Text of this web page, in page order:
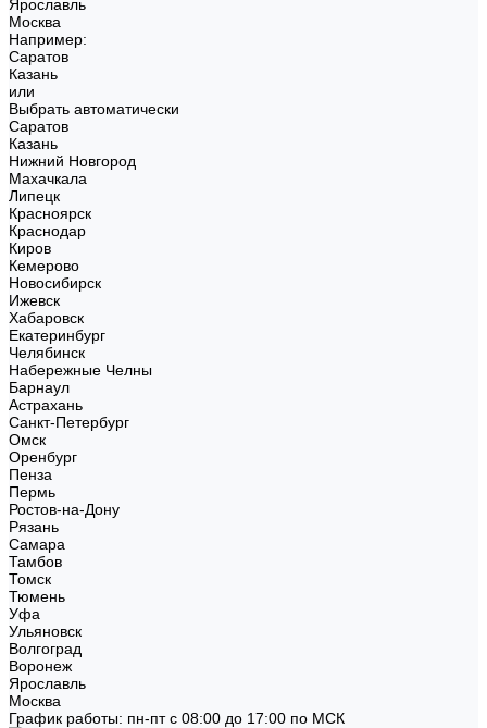
Ярославль
Москва
Например:
Саратов
Казань
или
Выбрать автоматически
Саратов
Казань
Нижний Новгород
Махачкала
Липецк
Красноярск
Краснодар
Киров
Кемерово
Новосибирск
Ижевск
Хабаровск
Екатеринбург
Челябинск
Набережные Челны
Барнаул
Астрахань
Санкт-Петербург
Омск
Оренбург
Пенза
Пермь
Ростов-на-Дону
Рязань
Самара
Тамбов
Томск
Тюмень
Уфа
Ульяновск
Волгоград
Воронеж
Ярославль
Москва
График работы: пн-пт с 08:00 до 17:00 по МСК